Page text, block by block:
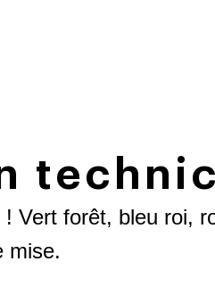
Vert forêt, bleu roi,
mise.